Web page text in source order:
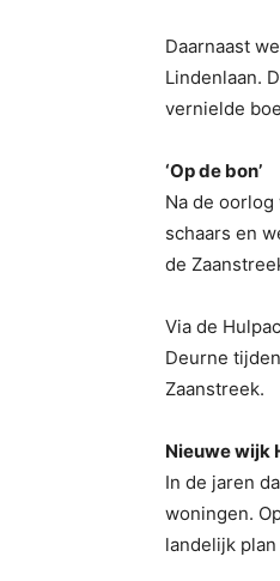
Daarnaast
Lindenlaan.
vernielde
‘Op de bon’
Na de
schaars en
de
Via de
Deurne
Zaanstreek.
Nieuwe wijk
In de jaren
woningen.
landelijk